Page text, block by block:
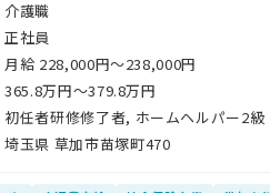
介護職
正社員
月給 228,000円〜238,000円
365.8万円〜379.8万円
初任者研修修了者, ホームヘルパー2級
埼玉県 草加市苗塚町470